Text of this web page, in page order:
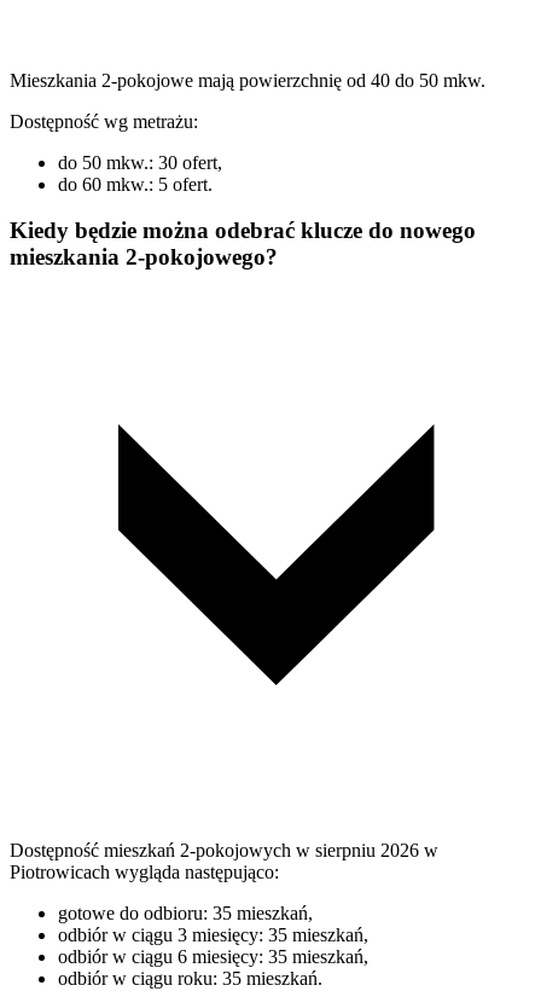
Mieszkania 2-pokojowe mają powierzchnię od 40 do 50 mkw.
Dostępność wg metrażu:
do 50 mkw.: 30 ofert,
do 60 mkw.: 5 ofert.
Kiedy będzie można odebrać klucze do nowego
mieszkania 2-pokojowego?
Dostępność mieszkań 2-pokojowych w sierpniu 2026 w
Piotrowicach wygląda następująco:
gotowe do odbioru: 35 mieszkań,
odbiór w ciągu 3 miesięcy: 35 mieszkań,
odbiór w ciągu 6 miesięcy: 35 mieszkań,
odbiór w ciągu roku: 35 mieszkań.